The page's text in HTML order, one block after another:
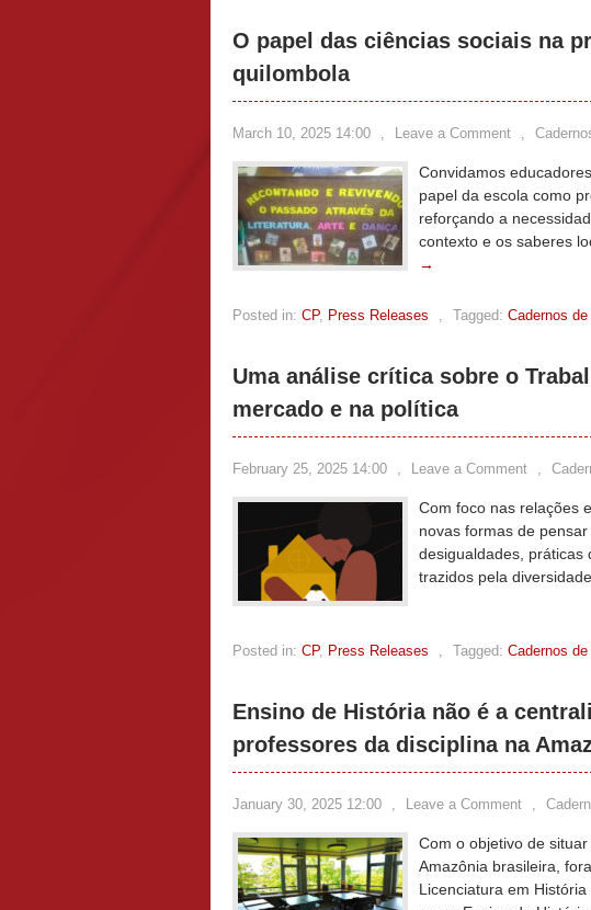
O papel das ciências sociais na
quilombola
March 10, 2025 14:00 , Leave a Comment ,
Convidamos
papel da escola como
reforçando a
contexto e os saberes
→
Posted in: CP, Press Releases , Tagged: Cadernos
Uma análise crítica sobre o
mercado e na política
February 25, 2025 14:00 , Leave a Comment ,
Com foco nas relações
novas formas de
desigualdades, práticas
trazidos pela
Posted in: CP, Press Releases , Tagged: Cadernos
Ensino de História não é a
professores da disciplina na
January 30, 2025 12:00 , Leave a Comment ,
Com o objetivo de
Amazônia brasileira,
Licenciatura em